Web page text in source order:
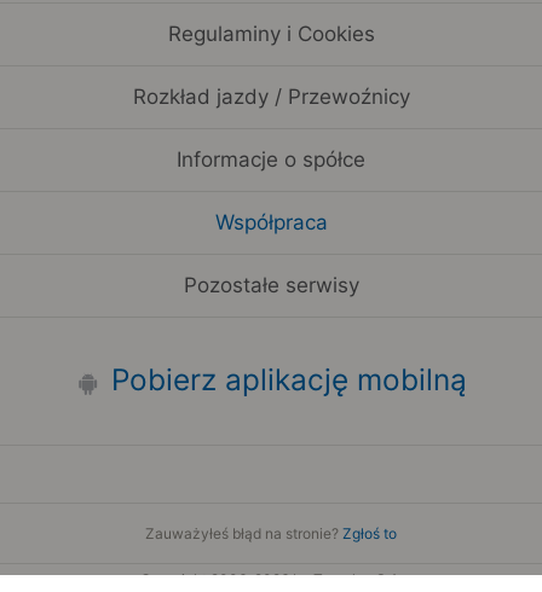
Regulaminy i Cookies
Rozkład jazdy / Przewoźnicy
Informacje o spółce
Współpraca
Pozostałe serwisy
Pobierz aplikację mobilną
Zauważyłeś błąd na stronie? Zgłoś to
Copyright 2006-2026 by Teroplan S.A.